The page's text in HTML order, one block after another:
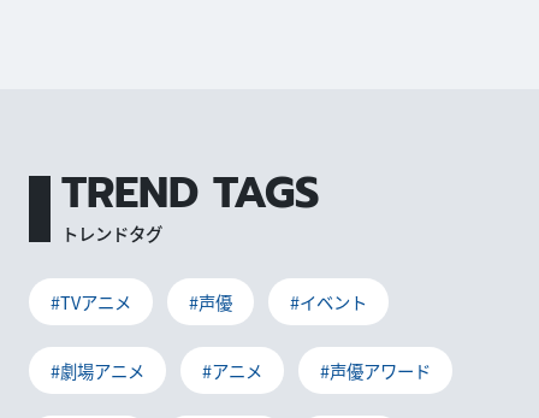
TREND TAGS
トレンドタグ
#TVアニメ #声優 #イベント
#劇場アニメ #アニメ #声優アワード